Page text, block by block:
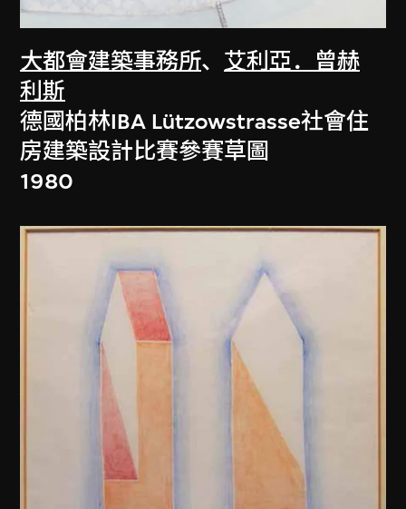
大都會建築事務所、 艾利亞．曾赫
利斯
德國柏林IBA Lützowstrasse社會住
房建築設計比賽參賽草圖
1980